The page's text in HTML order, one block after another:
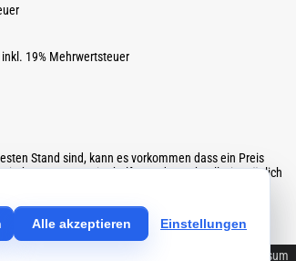
19% Mehrwertsteuer
Stand sind, kann es vorkommen dass ein Preis
Ihnen gerne weiterhelfen und so schnell wie möglich
Impressum
Alle akzeptieren Einstellungen